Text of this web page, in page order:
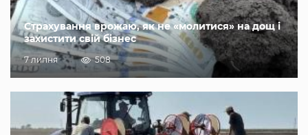
Страхування врожаю, як не «молитися» на дощ і
захистити свій бізнес
7 липня 508